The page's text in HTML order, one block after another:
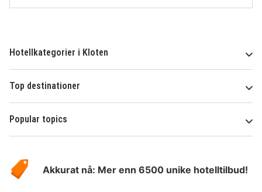
Hotellkategorier i Kloten
Top destinationer
Popular topics
Hotelspecials
Akkurat nå: Mer enn 6500 unike hotelltilbud!